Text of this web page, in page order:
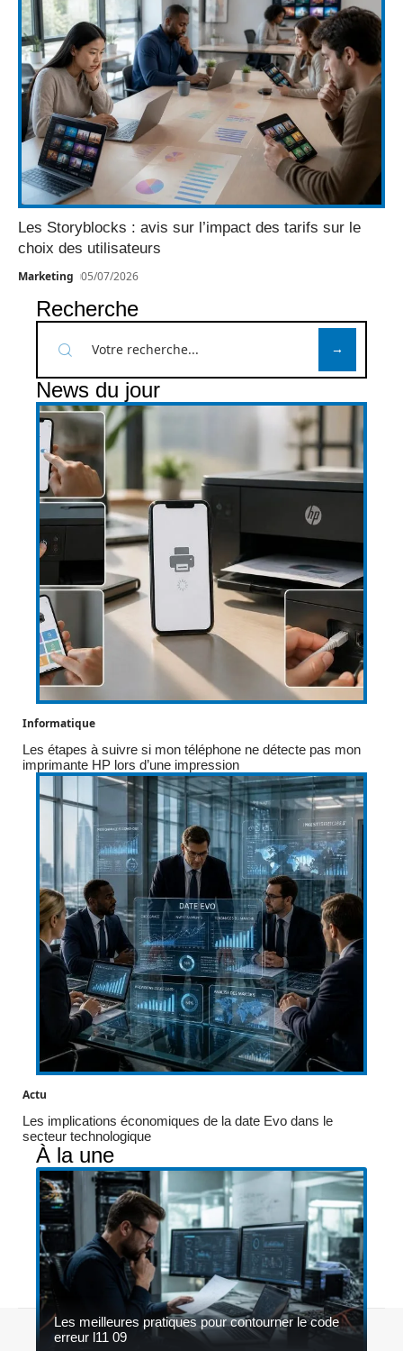
Les Storyblocks : avis sur l’impact des tarifs sur le
choix des utilisateurs
Marketing 05/07/2026
Recherche
News du jour
Informatique
Les étapes à suivre si mon téléphone ne détecte pas mon
imprimante HP lors d’une impression
Actu
Les implications économiques de la date Evo dans le
secteur technologique
À la une
Les meilleures pratiques pour contourner le code
erreur l11 09
Contact Mentions légales Sitemap